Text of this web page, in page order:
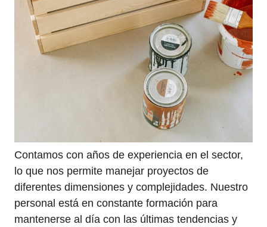
Contamos con años de experiencia en el sector,
lo que nos permite manejar proyectos de
diferentes dimensiones y complejidades. Nuestro
personal está en constante formación para
mantenerse al día con las últimas tendencias y